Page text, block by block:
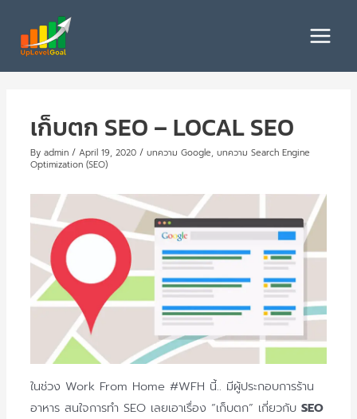
content
Main
เก็บตก SEO – LOCAL SEO
By admin / April 19, 2020/ บทความ Google, บทความ Search Engine
Optimization (SEO)
ในช่วง Work From Home #WFH นี้.. มีผู้ประกอบการร้าน
อาหาร สนใจการทำ SEO เลยเอาเรื่อง “เก็บตก” เกี่ยวกับ SEO